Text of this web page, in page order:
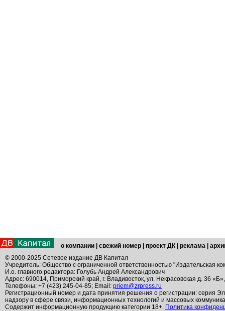
о компании свежий номер проект ДК реклама
© 2000-2025 Сетевое издание ДВ Капитал
Учредитель: Общество с ограниченной ответственностью "Издательская
И.о. главного редактора: Голубь Андрей Александрович
Адрес: 690014, Приморский край, г. Владивосток, ул. Некрасовская д. 36
Телефоны: +7 (423) 245-04-85; Email: priem@zrpress.ru
Регистрационный номер и дата принятия решения о регистрации: серия
надзору в сфере связи, информационных технологий и массовых
Содержит информационную продукцию категории 18+. Политика